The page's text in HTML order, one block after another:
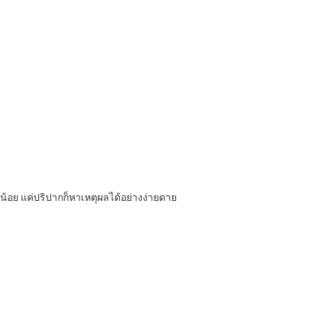
ย แค่ปริปากก็หาเหตุผลได้อย่างง่ายดาย